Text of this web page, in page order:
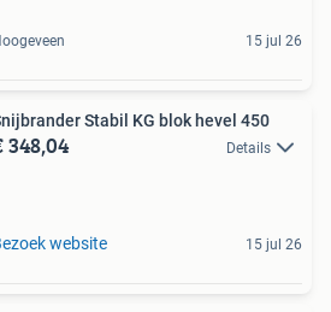
15 jul 26
Stabil KG blok hevel 450
348,04 Details
website 15 jul 26